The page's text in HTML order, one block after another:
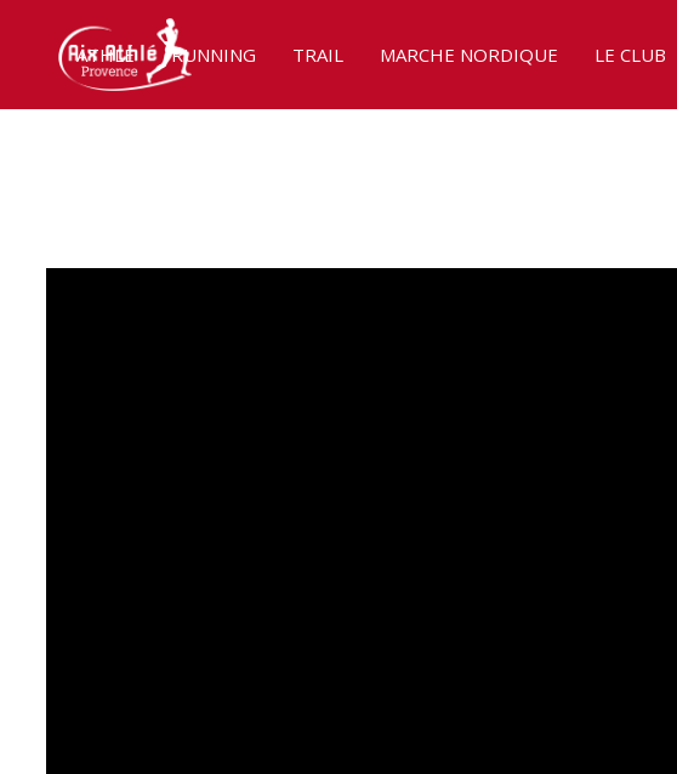
ATHLÉ RUNNING TRAIL MARCHE NORDIQUE LE CLUB